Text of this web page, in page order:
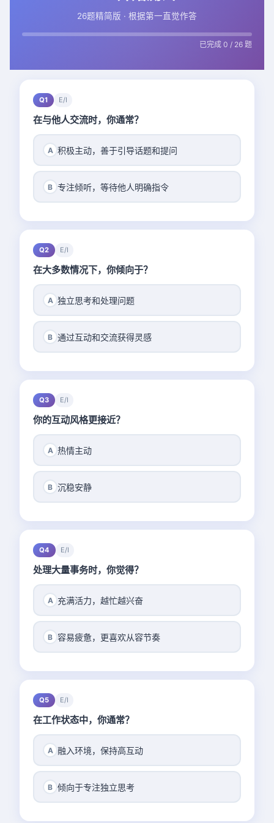
26题精简版 · 根据第一直觉作答
已完成 0 / 26 题
Q1 E/I
在与他人交流时，你通常？
A 积极主动，善于引导话题和提问
B 专注倾听，等待他人明确指令
Q2 E/I
在大多数情况下，你倾向于？
A 独立思考和处理问题
B 通过互动和交流获得灵感
Q3 E/I
你的互动风格更接近？
A 热情主动
B 沉稳安静
Q4 E/I
处理大量事务时，你觉得？
A 充满活力，越忙越兴奋
B 容易疲惫，更喜欢从容节奏
Q5 E/I
在工作状态中，你通常？
A 融入环境，保持高互动
B 倾向于专注独立思考